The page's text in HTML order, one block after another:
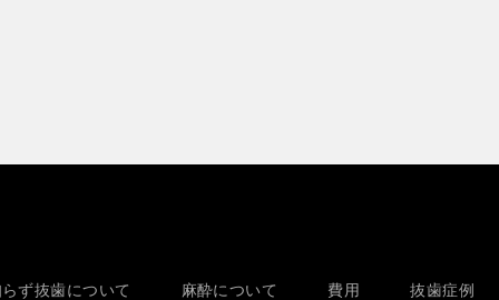
ず抜歯について 麻酔について 費用 抜歯症例